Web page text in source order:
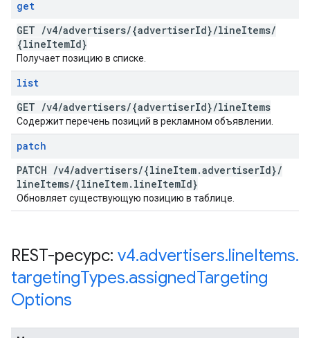
get
GET /v4/advertisers/{advertiserId}/lineItems/
{lineItemId}
Получает позицию в списке.
list
GET /v4/advertisers/{advertiserId}/lineItems
Содержит перечень позиций в рекламном объявлении.
patch
PATCH /v4/advertisers/{lineItem.advertiserId}/
lineItems/{lineItem. lineItemId}
Обновляет существующую позицию в таблице.
REST-ресурс: v4.advertisers.lineItems.
targetingTypes.assignedTargeting
Options